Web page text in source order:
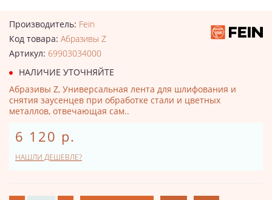
Производитель: Fein
Код товара: Абразивы Z
Артикул: 69903034000
НАЛИЧИЕ УТОЧНЯЙТЕ
Абразивы Z, Универсальная лента для шлифования и
снятия заусенцев при обработке стали и цветных
металлов, отвечающая сам..
6 120 р.
НАШЛИ ДЕШЕВЛЕ?